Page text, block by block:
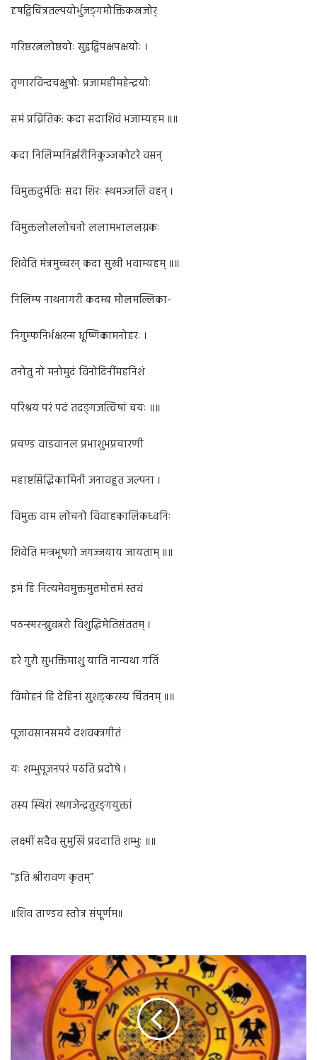
दृषद्विचित्रतल्पयोर्भुजङ्गमौक्तिकस्रजोर्
गरिष्ठरत्नलोष्ठयोः सुहृद्विपक्षपक्षयोः ।
तृणारविन्दचक्षुषोः प्रजामहीमहेन्द्रयोः
समं प्रव्रितिक: कदा सदाशिवं भजाम्यहम ॥॥
कदा निलिम्पनिर्झरीनिकुञ्जकोटरे वसन्
विमुक्तदुर्मतिः सदा शिरः स्थमञ्जलिं वहन् ।
विमुक्तलोललोचनो ललामभाललग्नकः
शिवेति मंत्रमुच्चरन् कदा सुखी भवाम्यहम् ॥॥
निलिम्प नाथनागरी कदम्ब मौलमल्लिका-
निगुम्फनिर्भक्षरन्म धूष्णिकामनोहरः ।
तनोतु नो मनोमुदं विनोदिनींमहनिशं
परिश्रय परं पदं तदङ्गजत्विषां चयः ॥॥
प्रचण्ड वाडवानल प्रभाशुभप्रचारणी
महाष्टसिद्धिकामिनी जनावहूत जल्पना ।
विमुक्त वाम लोचनो विवाहकालिकध्वनिः
शिवेति मन्त्रभूषगो जगज्जयाय जायताम् ॥॥
इमं हि नित्यमेवमुक्तमुत्तमोत्तमं स्तवं
पठन्स्मरन्ब्रुवन्नरो विशुद्धिमेतिसंततम् ।
हरे गुरौ सुभक्तिमाशु याति नान्यथा गतिं
विमोहनं हि देहिनां सुशङ्करस्य चिंतनम् ॥॥
पूजावसानसमये दशवक्त्रगीतं
यः शम्भुपूजनपरं पठति प्रदोषे ।
तस्य स्थिरां रथगजेन्द्रतुरङ्गयुक्तां
लक्ष्मीं सदैव सुमुखिं प्रददाति शम्भुः ॥॥
”इति श्रीरावण कृतम्”
॥शिव ताण्डव स्तोत्र संपूर्णम॥